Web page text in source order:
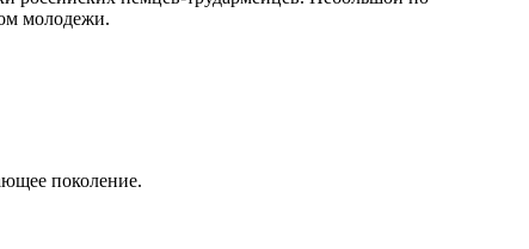
молодежи.
поколение.